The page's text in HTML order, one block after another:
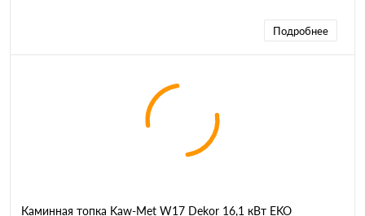
Подробнее
Каминная топка Kaw-Met W17 Dekor 16,1 кВт EKO